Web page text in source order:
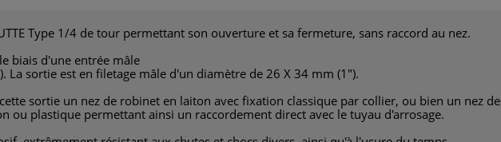
Type 1/4 de tour permettant son ouverture et sa fermeture, sans raccord au nez.
biais d'une entrée mâle
La sortie est en filetage mâle d'un diamètre de 26 X 34 mm (1").
sortie un nez de robinet en laiton avec fixation classique par collier, ou bien un nez de
ou plastique permettant ainsi un raccordement direct avec le tuyau d'arrosage.